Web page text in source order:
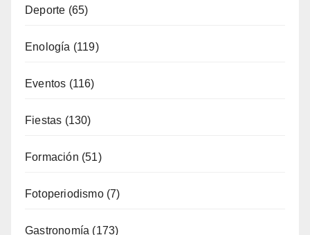
Deporte (65)
Enología (119)
Eventos (116)
Fiestas (130)
Formación (51)
Fotoperiodismo(7)
Gastronomía (173)